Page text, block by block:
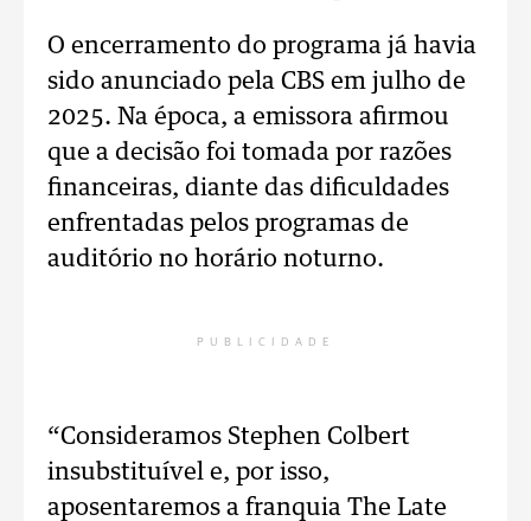
O encerramento do programa já havia
sido anunciado pela CBS em julho de
2025. Na época, a emissora afirmou
que a decisão foi tomada por razões
financeiras, diante das dificuldades
enfrentadas pelos programas de
auditório no horário noturno.
PUBLICIDADE
“Consideramos Stephen Colbert
insubstituível e, por isso,
aposentaremos a franquia The Late